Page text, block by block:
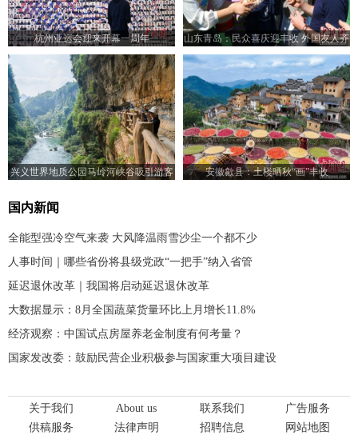
杭州亚运会迎来开幕一周年
山东青岛：民众喜庆迎丰收 外国友人齐
点赞
兴义世界地质公园马岭河峡谷吸引游客
安徽歙县：土楼晒秋“画”丰收
国内新闻
全能型强冷空气来袭 大风降温雨雪沙尘一个都不少
人事时间｜哪些省份将县级党政“一把手”纳入省管
延迟退休改革｜我国将启动延迟退休改革
大数据显示：8月全国蔬菜货量环比上月增长11.8%
经济观察：中国试点房屋养老金制度有何考量？
国家发改委：鼓励民营企业积极参与国家重大项目建设
关于我们 About us 联系我们
广告服务
供稿服务
法律声明 招聘信息 网站地图